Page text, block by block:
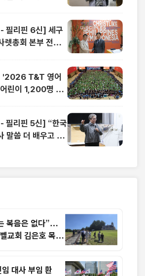
필리핀 6신] 세구
렛총회 본부 전격
'2026 T&T 영어
린이 1,200명 복
필리핀 5신] “한국
말씀 더 배우고 싶
복음은 없다”…
교회 김은호 목사
대사 부임 환